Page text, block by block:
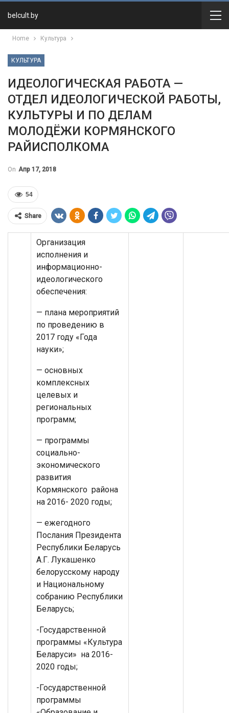
belcult.by
Home Культура
КУЛЬТУРА
ИДЕОЛОГИЧЕСКАЯ РАБОТА —
ОТДЕЛ ИДЕОЛОГИЧЕСКОЙ РАБОТЫ,
КУЛЬТУРЫ И ПО ДЕЛАМ
МОЛОДЁЖИ КОРМЯНСКОГО
РАЙИСПОЛКОМА
On Апр 17, 2018
54
Share
Организация
исполнения и
информационно-
идеологического
обеспечения:
— плана мероприятий
по проведению в
2017 году «Года
науки»;
— основных
комплексных
целевых и
региональных
программ;
— программы
социально-
экономического
развития
Кормянского района
на 2016- 2020 годы;
— ежегодного
Послания Президента
Республики Беларусь
А.Г. Лукашенко
белорусскому народу
и Национальному
собранию Республики
Беларусь;
-Государственной
программы «Культура
Беларуси» на 2016-
2020 годы;
-Государственной
программы